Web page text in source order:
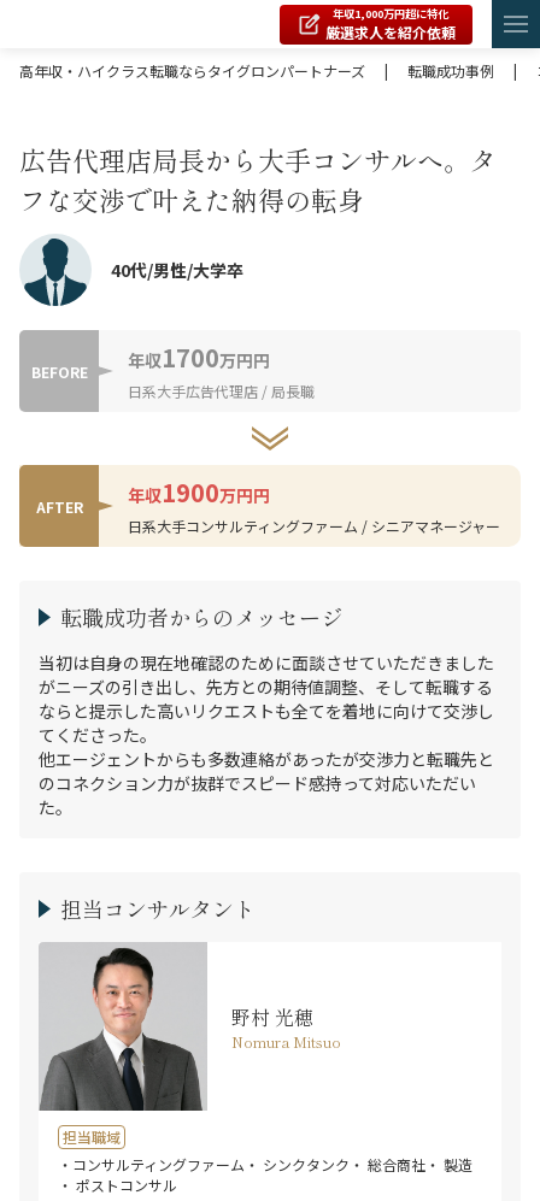
年収1,000万円超に特化
厳選求人を紹介依頼
高年収・ハイクラス転職ならタイグロンパートナーズ
| 転職成功事例 |
広告代理店局長から大手コンサルへ。タ
フな交渉で叶えた納得の転身
40代/男性/大学卒
BEFORE 年収1700万円円
日系大手広告代理店 / 局長職
AFTER 年収1900万円円
日系大手コンサルティングファーム / シニアマネージャー
転職成功者からのメッセージ
当初は自身の現在地確認のために面談させていただきました
がニーズの引き出し、先方との期待値調整、そして転職する
ならと提示した高いリクエストも全てを着地に向けて交渉し
てくださった。
他エージェントからも多数連絡があったが交渉力と転職先と
のコネクション力が抜群でスピード感持って対応いただい
た。
担当コンサルタント
野村 光穂
Nomura Mitsuo
担当職域
・コンサルティングファーム ・ シンクタンク ・ 総合商社 ・ 製造
・ ポストコンサル